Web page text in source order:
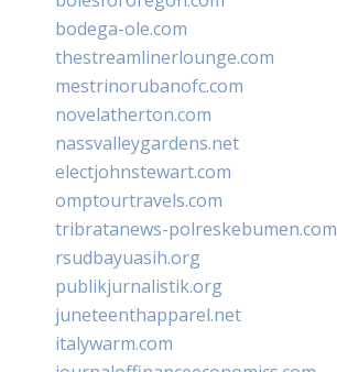
bodega-ole.com
thestreamlinerlounge.com
mestrinorubanofc.com
novelatherton.com
nassvalleygardens.net
electjohnstewart.com
omptourtravels.com
tribratanews-polreskebumen.com
rsudbayuasih.org
publikjurnalistik.org
juneteenthapparel.net
italywarm.com